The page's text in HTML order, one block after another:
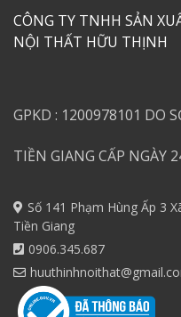
CÔNG TY TNHH SẢN
NỘI THẤT HỮU THỊNH
GPKD : 1200978101 DO
TIỀN GIANG CẤP NGÀY
Số 141 Phạm Hùng Ấp 3
Tiền Giang
0906.345.687